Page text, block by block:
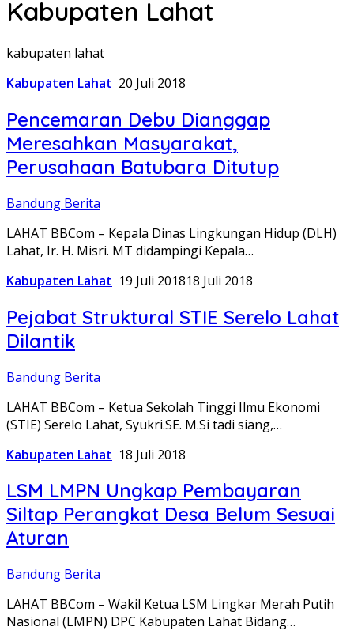
Kabupaten Lahat
kabupaten lahat
Kabupaten Lahat 20 Juli 2018
Pencemaran Debu Dianggap
Meresahkan Masyarakat,
Perusahaan Batubara Ditutup
Bandung Berita
LAHAT BBCom – Kepala Dinas Lingkungan Hidup (DLH)
Lahat, Ir. H. Misri. MT didampingi Kepala…
Kabupaten Lahat 19 Juli 201818 Juli 2018
Pejabat Struktural STIE Serelo Lahat
Dilantik
Bandung Berita
LAHAT BBCom – Ketua Sekolah Tinggi Ilmu Ekonomi
(STIE) Serelo Lahat, Syukri.SE. M.Si tadi siang,…
Kabupaten Lahat 18 Juli 2018
LSM LMPN Ungkap Pembayaran
Siltap Perangkat Desa Belum Sesuai
Aturan
Bandung Berita
LAHAT BBCom – Wakil Ketua LSM Lingkar Merah Putih
Nasional (LMPN) DPC Kabupaten Lahat Bidang…